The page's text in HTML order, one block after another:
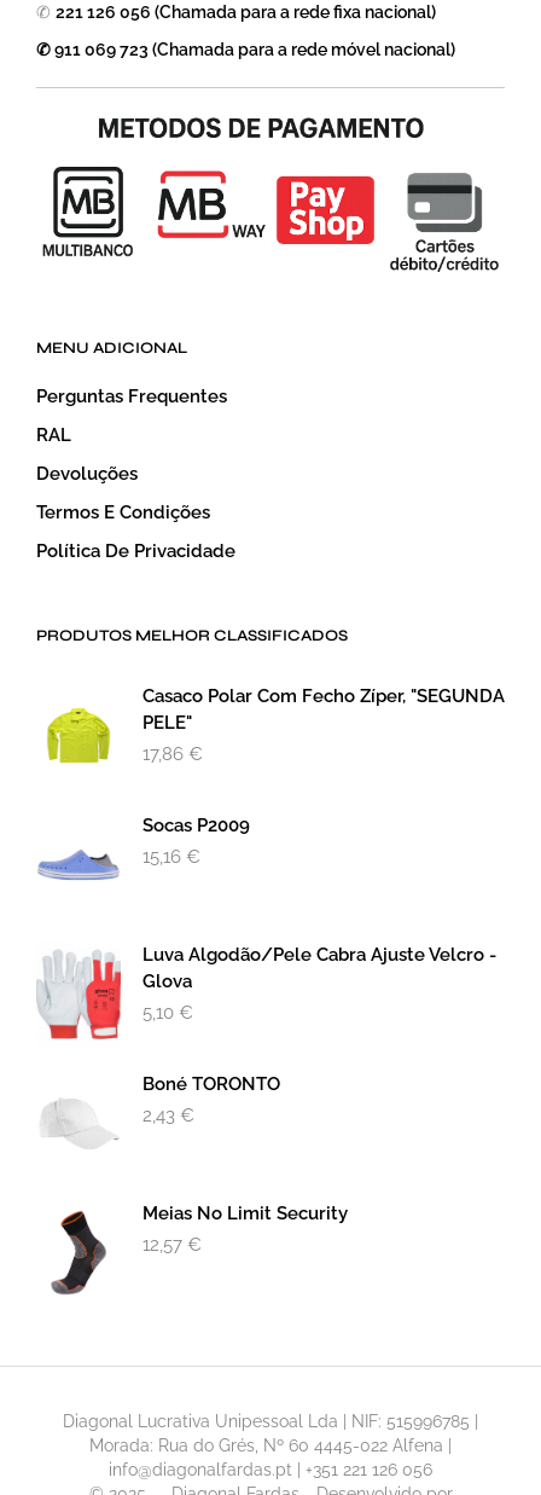
✆ 221 126 056 (Chamada para a rede fixa nacional)
✆ 911 069 723 (Chamada para a rede móvel nacional)
MENU ADICIONAL
Perguntas Frequentes
RAL
Devoluções
Termos E Condições
Política De Privacidade
PRODUTOS MELHOR CLASSIFICADOS
Casaco Polar Com Fecho Zíper, "SEGUNDA
PELE"
17,86 €
Socas P2009
15,16 €
Luva Algodão/pele Cabra Ajuste Velcro -
Glova
5,10 €
Boné TORONTO
2,43 €
Meias No Limit Security
12,57 €
Diagonal Lucrativa Unipessoal Lda | NIF: 515996785 |
Morada: Rua do Grés, Nº 60 4445-022 Alfena |
info@diagonalfardas.pt | +351 221 126 056